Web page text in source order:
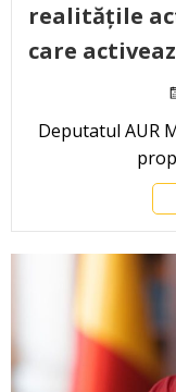
realitățile
care
Deputatul AUR